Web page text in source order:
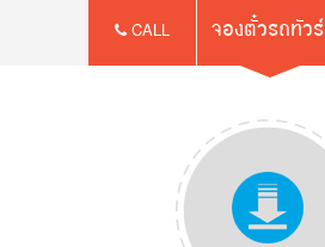
CALL จองตั๋วรถทัวร์